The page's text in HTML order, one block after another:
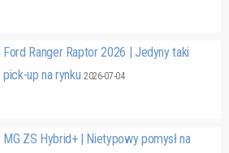
Ford Ranger Raptor 2026 | Jedyny taki
pick-up na rynku2026-07-04
MG ZS Hybrid+ | Nietypowy pomysł na